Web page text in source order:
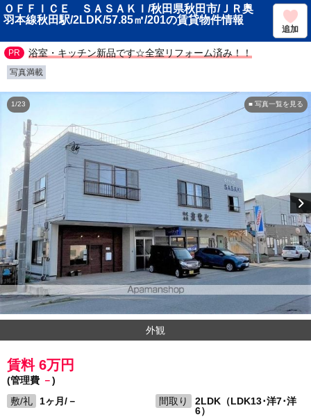
ＯＦＦＩＣＥ ＳＡＳＡＫＩ/秋田県秋田市/ＪＲ奥
羽本線秋田駅/2LDK/57.85㎡/201の賃貸物件情報
追加
浴室・キッチン新品です☆全室リフォーム済み！！
写真満載
■ 写真一覧を見る
1/23
外観
賃料 6万円
(管理費 －)
敷/礼
1ヶ月/－ 間取り
2LDK（LDK13･洋7･洋
6）